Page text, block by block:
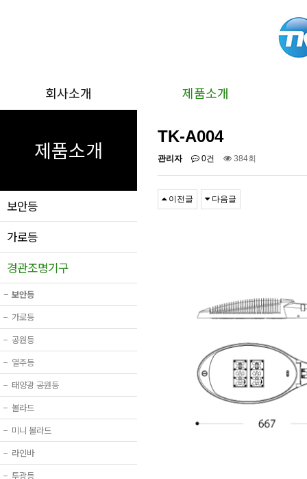
회사소개 제품소개
제품소개
보안등
가로등
경관조명기구
− 보안등
− 가로등
− 공원등
− 열주등
− 태양광 공원등
− 볼라드
− 미니 볼라드
− 라인바
− 투광등
TK-A004
관리자 0건 384회
이전글 다음글